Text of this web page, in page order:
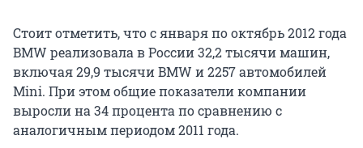
Стоит отметить, что с января по октябрь 2012 года
BMW реализовала в России 32,2 тысячи машин,
включая 29,9 тысячи BMW и 2257 автомобилей
Mini. При этом общие показатели компании
выросли на 34 процента по сравнению с
аналогичным периодом 2011 года.